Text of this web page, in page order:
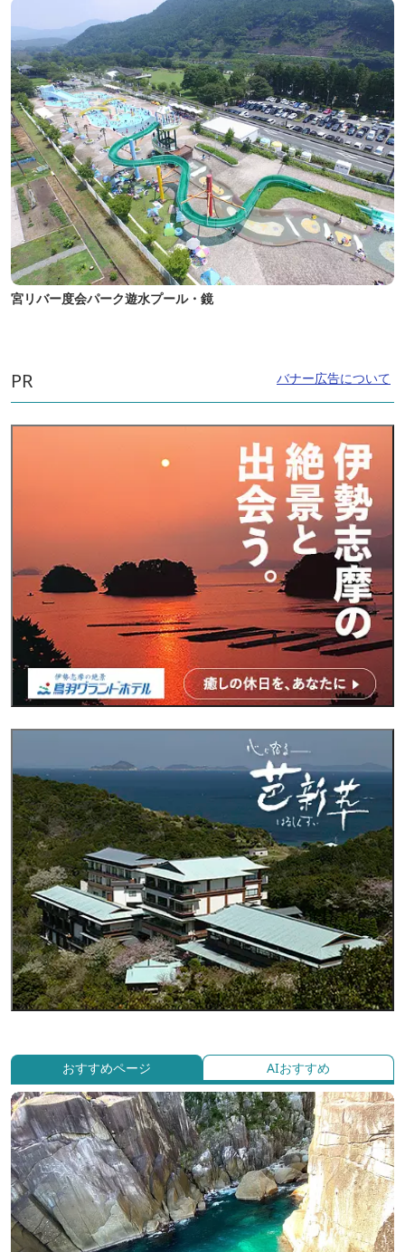
宮リバー度会パーク遊水プール・鏡
PR バナー広告について
おすすめページ AIおすすめ